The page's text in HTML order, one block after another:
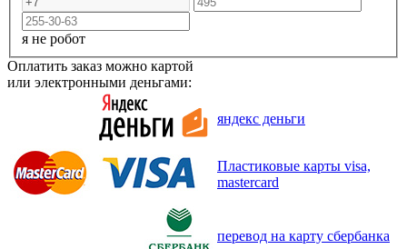
я не робот
Оплатить заказ можно картой
или электронными деньгами:
яндекс деньги
Пластиковые карты visa,
mastercard
перевод на карту сбербанка